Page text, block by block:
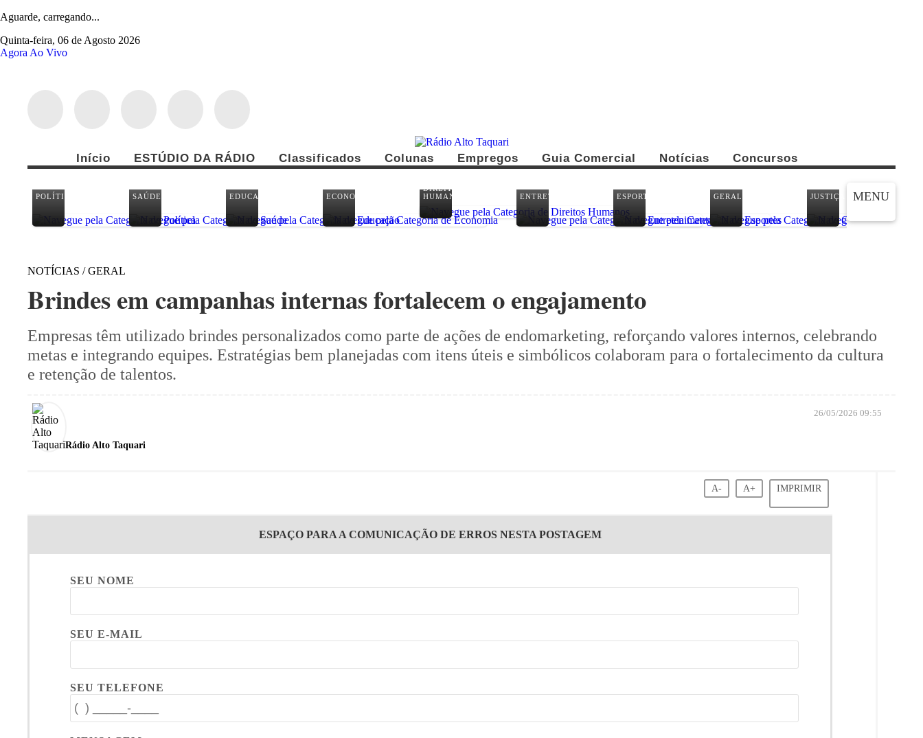
Aguarde, carregando...
Quinta-feira, 06 de Agosto 2026
Agora Ao Vivo
MENU
Início ESTÚDIO DA RÁDIO Classificados Colunas Empregos Guia Comercial Notícias Concursos
POLÍTICA SAÚDE EDUCAÇÃO ECONOMIA
DIREITOS
HUMANOS
ENTRETENIMENTO ESPORTES GERAL JUSTIÇA
NOTÍCIAS / GERAL
Brindes em campanhas internas fortalecem o engajamento
Empresas têm utilizado brindes personalizados como parte de ações de endomarketing, reforçando valores internos, celebrando
metas e integrando equipes. Estratégias bem planejadas com itens úteis e simbólicos colaboram para o fortalecimento da cultura
e retenção de talentos.
Rádio Alto Taquari
26/05/2026 09:55
A- A+ IMPRIMIR
ESPAÇO PARA A COMUNICAÇÃO DE ERROS NESTA POSTAGEM
SEU NOME
SEU E-MAIL
SEU TELEFONE